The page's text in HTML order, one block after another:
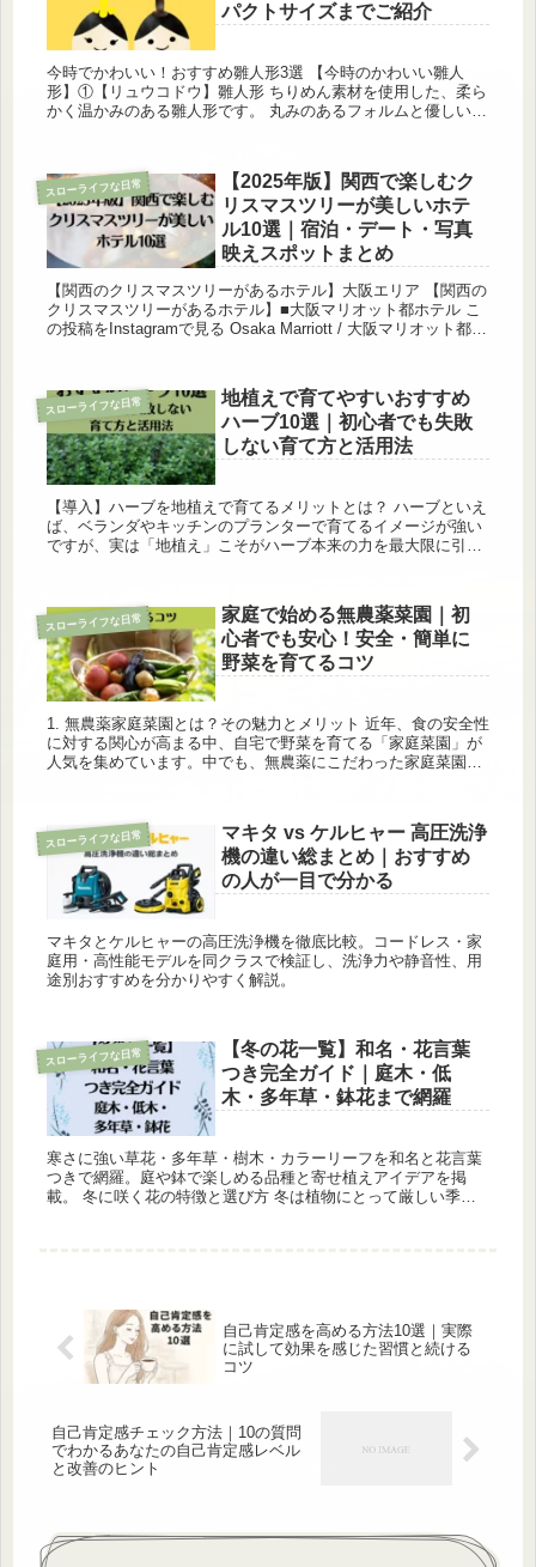
パクトサイズまでご紹介
今時でかわいい！おすすめ雛人形3選 【今時のかわいい雛人
形】①【リュウコドウ】雛人形 ちりめん素材を使用した、柔ら
かく温かみのある雛人形です。 丸みのあるフォルムと優しい表
スローライフな日常
【2025年版】関西で楽しむク
リスマスツリーが美しいホテ
ル10選｜宿泊・デート・写真
映えスポットまとめ
【関西のクリスマスツリーがあるホテル】大阪エリア 【関西の
クリスマスツリーがあるホテル】■大阪マリオット都ホテル こ
の投稿をInstagramで見る Osaka Marriott / 大阪マリオット都ホ
スローライフな日常
地植えで育てやすいおすすめ
ハーブ10選｜初心者でも失敗
しない育て方と活用法
【導入】ハーブを地植えで育てるメリットとは？ ハーブといえ
ば、ベランダやキッチンのプランターで育てるイメージが強い
ですが、実は「地植え」こそがハーブ本来の力を最大限に引き
スローライフな日常
家庭で始める無農薬菜園｜初
心者でも安心！安全・簡単に
野菜を育てるコツ
1. 無農薬家庭菜園とは？その魅力とメリット 近年、食の安全性
に対する関心が高まる中、自宅で野菜を育てる「家庭菜園」が
人気を集めています。中でも、無農薬にこだわった家庭菜園
スローライフな日常
マキタ vs ケルヒャー 高圧洗浄
機の違い総まとめ｜おすすめ
の人が一目で分かる
マキタとケルヒャーの高圧洗浄機を徹底比較。コードレス・家
庭用・高性能モデルを同クラスで検証し、洗浄力や静音性、用
途別おすすめを分かりやすく解説。
スローライフな日常
【冬の花一覧】和名・花言葉
つき完全ガイド｜庭木・低
木・多年草・鉢花まで網羅
寒さに強い草花・多年草・樹木・カラーリーフを和名と花言葉
つきで網羅。庭や鉢で楽しめる品種と寄せ植えアイデアを掲
載。 冬に咲く花の特徴と選び方 冬は植物にとって厳しい季節
自己肯定感を高める方法10選｜実際
に試して効果を感じた習慣と続ける
コツ
自己肯定感チェック方法｜10の質問
でわかるあなたの自己肯定感レベル
と改善のヒント